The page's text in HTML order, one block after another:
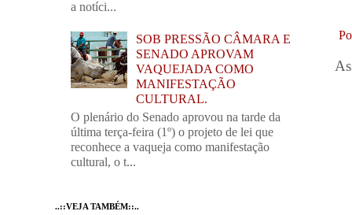
a notíci...
SOB PRESSÃO CÂMARA E
SENADO APROVAM
VAQUEJADA COMO
MANIFESTAÇÃO
CULTURAL.
O plenário do Senado aprovou na tarde da
última terça-feira (1º) o projeto de lei que
reconhece a vaqueja como manifestação
cultural, o t...
..::VEJA TAMBÉM::..